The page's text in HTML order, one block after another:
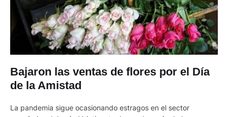
Bajaron las ventas de flores por el Día
de la Amistad
La pandemia sigue ocasionando estragos en el sector